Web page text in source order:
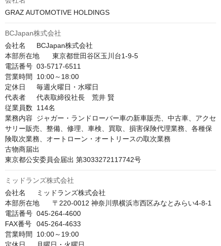
GRAZ AUTOMOTIVE HOLDINGS
BCJapan株式会社
会社名	BCJapan株式会社
本部所在地	東京都世田谷区玉川台1-9-5
電話番号	03-5717-6511
営業時間	10:00～18:00
定休日	毎週火曜日・水曜日
代表者	代表取締役社長　荒井 賢
従業員数	114名
業務内容	ジャガー・ランドローバー車の新車販売、中古車、アクセ
サリー販売、整備、修理、車検、買取、損害保険代理業務、各種保
険取次業務、オートローン・オートリースの取次業務
古物商届出
東京都公安委員会届出 第3033272117742号
ミッドランズ株式会社
会社名	ミッドランズ株式会社
本部所在地	〒220-0012 神奈川県横浜市西区みなとみらい4-8-1
電話番号	045-264-4600
FAX番号	045-264-4633
営業時間	10:00～19:00